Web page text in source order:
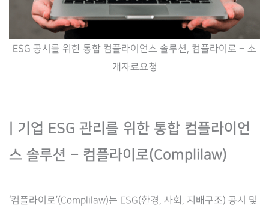
ESG 공시를 위한 통합 컴플라이언스 솔루션, 컴플라이로 – 소
개자료요청
| 기업 ESG 관리를 위한 통합 컴플라이언
스 솔루션 – 컴플라이로(Complilaw)
‘컴플라이로’(Complilaw)는 ESG(환경, 사회, 지배구조) 공시 및